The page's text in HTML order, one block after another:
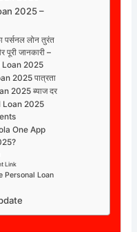
2025 –
पर्सनल लोन तुरंत
पूरी जानकारी –
Loan 2025
2025 पात्रता
2025 ब्याज दर
Loan 2025
One App
Link
Personal Loan